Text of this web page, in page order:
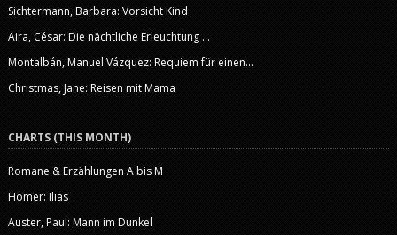
Sichtermann, Barbara: Vorsicht Kind
Aira, César: Die nächtliche Erleuchtung …
Montalbán, Manuel Vázquez: Requiem für einen...
Christmas, Jane: Reisen mit Mama
CHARTS (THIS MONTH)
Romane & Erzählungen A bis M
Homer: Ilias
Auster, Paul: Mann im Dunkel